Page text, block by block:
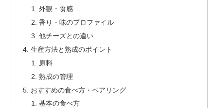
外観・食感
香り・味のプロファイル
他チーズとの違い
生産方法と熟成のポイント
原料
熟成の管理
おすすめの食べ方・ペアリング
基本の食べ方